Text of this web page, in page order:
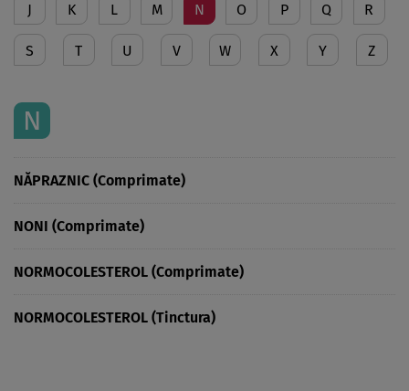
J K L M N O P Q R
S T U V W X Y Z
N
NĂPRAZNIC (Comprimate)
NONI (Comprimate)
NORMOCOLESTEROL (Comprimate)
NORMOCOLESTEROL (Tinctura)